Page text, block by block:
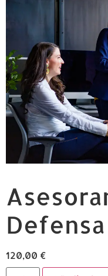
Defensa
120,00 €